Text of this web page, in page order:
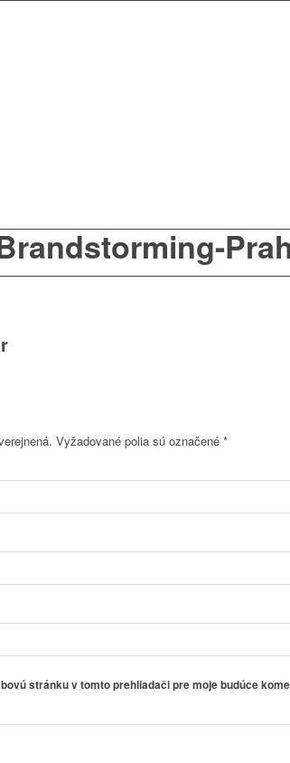
Vyžadované polia sú označené *
stránku v tomto prehliadači pre moje budúce